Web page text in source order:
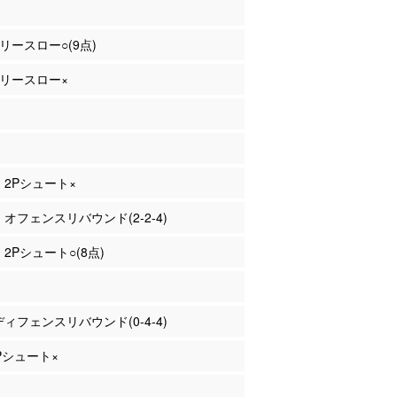
ースロー○(9点)
ースロー×
シュート×
オフェンスリバウンド(2-2-4)
シュート○(8点)
ィフェンスリバウンド(0-4-4)
ュート×